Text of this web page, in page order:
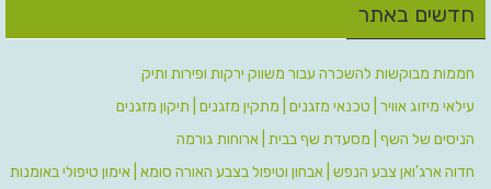
חדשים באתר
חממות מבוקשות להשכרה עבור משווק ירקות ופירות ותיק
עילאי מיזוג אוויר | טכנאי מזגנים | מתקין מזגנים | תיקון מזגנים
הניסים של השף | מסעדת שף בבית | ארוחות גורמה
חדוה ארג'ואן צבע הנפש | אבחון וטיפול בצבע האורה סומא | אימון טיפולי באומנות